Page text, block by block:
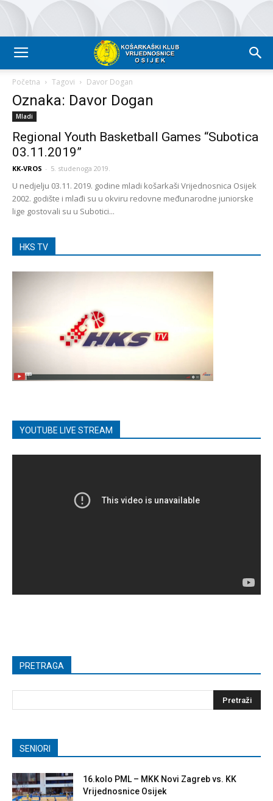
Početna Tagovi Davor Dogan
Oznaka: Davor Dogan
Mladi
Regional Youth Basketball Games “Subotica
03.11.2019”
KK-VROS - 5. studenoga 2019.
U nedjelju 03.11. 2019. godine mladi košarkaši Vrijednosnica Osijek
2002. godište i mlađi su u okviru redovne međunarodne juniorske
lige gostovali su u Subotici...
HKS TV
YOUTUBE LIVE STREAM
PRETRAGA
SENIORI
16.kolo PML – MKK Novi Zagreb vs. KK
Vrijednosnice Osijek